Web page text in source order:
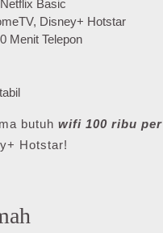
Basic
Disney+ Hotstar
Menit Telepon
butuh wifi 100 ribu per
Hotstar!